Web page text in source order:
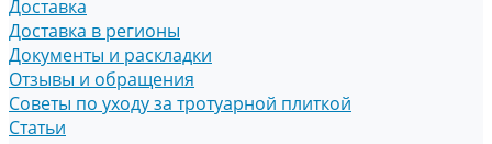
Доставка
Доставка в регионы
Документы и раскладки
Отзывы и обращения
Советы по уходу за тротуарной плиткой
Статьи